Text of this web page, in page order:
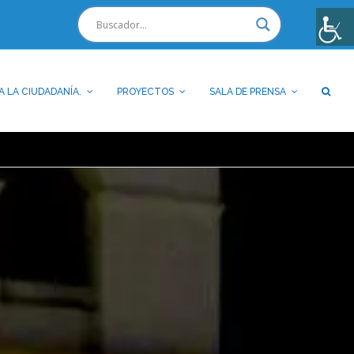
LA CIUDADANÍA. PROYECTOS SALA DE PRENSA